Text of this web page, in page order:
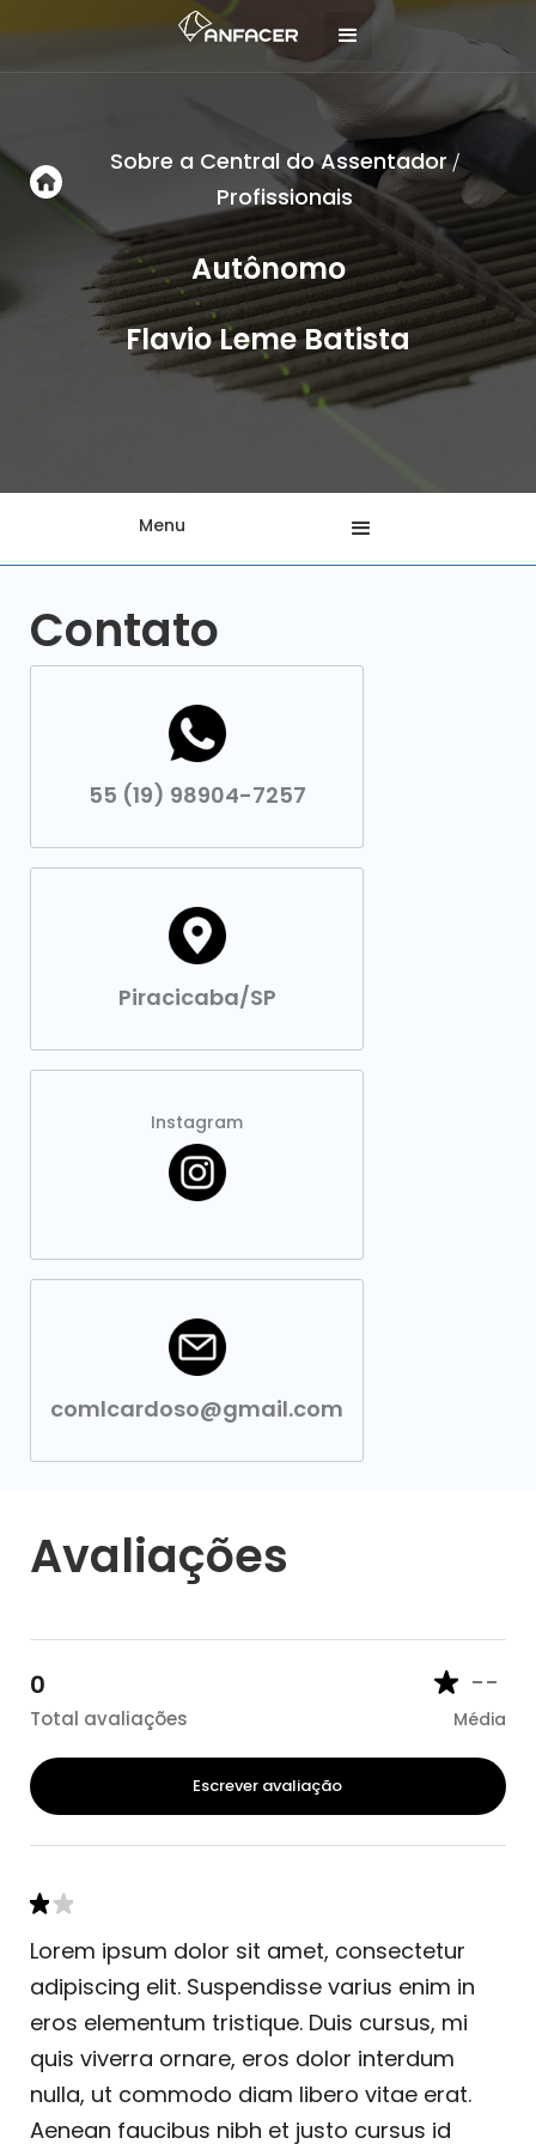
Sobre a Central do Assentador/
Profissionais
Autônomo
Flavio Leme Batista
Menu
Contato
55 (19) 98904-7257
Piracicaba/SP
Instagram
comlcardoso@gmail.com
Avaliações
0
Total avaliações
--
Média
Escrever avaliação
Lorem ipsum dolor sit amet, consectetur
adipiscing elit. Suspendisse varius enim in
eros elementum tristique. Duis cursus, mi
quis viverra ornare, eros dolor interdum
nulla, ut commodo diam libero vitae erat.
Aenean faucibus nibh et justo cursus id